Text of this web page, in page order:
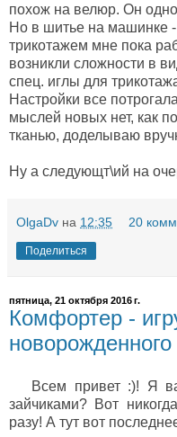
похож на велюр. Он
Но в шитье на машинке -
трикотажем мне пока
возникли сложности в
спец. иглы для
Настройки все
мыслей новых нет, как
тканью, доделываю
Ну а следующт\ий на
OlgaDv на 12:35 20
Поделиться
пятница, 21 октября 2016 г.
Комфортер -
новорожденного
Всем привет :)! Я
зайчиками? Вот
разу! А тут вот